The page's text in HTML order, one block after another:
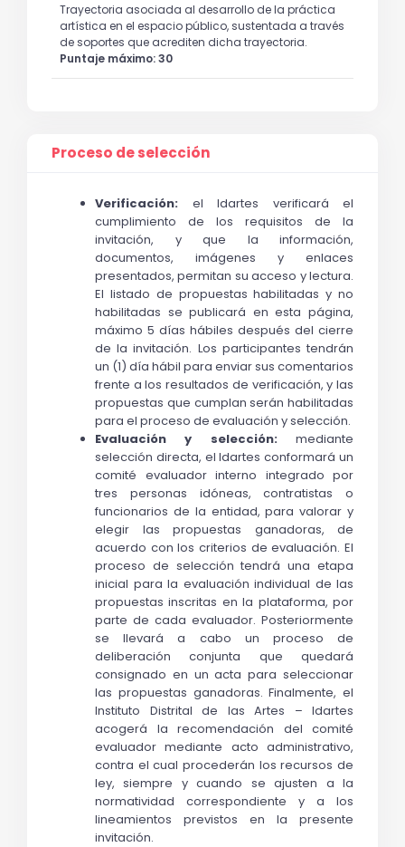
Trayectoria asociada al desarrollo de la práctica
artística en el espacio público, sustentada a través
de soportes que acrediten dicha trayectoria.
Puntaje máximo: 30
Proceso de selección
Verificación: el Idartes verificará el
cumplimiento de los requisitos de la
invitación, y que la información,
documentos, imágenes y enlaces
presentados, permitan su acceso y lectura.
El listado de propuestas habilitadas y no
habilitadas se publicará en esta página,
máximo 5 días hábiles después del cierre
de la invitación. Los participantes tendrán
un (1) día hábil para enviar sus comentarios
frente a los resultados de verificación, y las
propuestas que cumplan serán habilitadas
para el proceso de evaluación y selección.
Evaluación y selección: mediante
selección directa, el Idartes conformará un
comité evaluador interno integrado por
tres personas idóneas, contratistas o
funcionarios de la entidad, para valorar y
elegir las propuestas ganadoras, de
acuerdo con los criterios de evaluación. El
proceso de selección tendrá una etapa
inicial para la evaluación individual de las
propuestas inscritas en la plataforma, por
parte de cada evaluador. Posteriormente
se llevará a cabo un proceso de
deliberación conjunta que quedará
consignado en un acta para seleccionar
las propuestas ganadoras. Finalmente, el
Instituto Distrital de las Artes – Idartes
acogerá la recomendación del comité
evaluador mediante acto administrativo,
contra el cual procederán los recursos de
ley, siempre y cuando se ajusten a la
normatividad correspondiente y a los
lineamientos previstos en la presente
invitación.